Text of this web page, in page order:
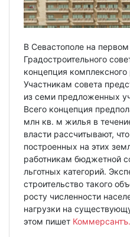
В Севастополе на
Градостроительного
концепция комплексного
Участникам совета
из семи предложенных
Всего концепция
млн кв. м жилья в
власти рассчитывают,
построенных на этих
работникам бюджетной
льготных категорий.
строительство такого
росту численности
нагрузки на
этом пишет Коммерсантъ.